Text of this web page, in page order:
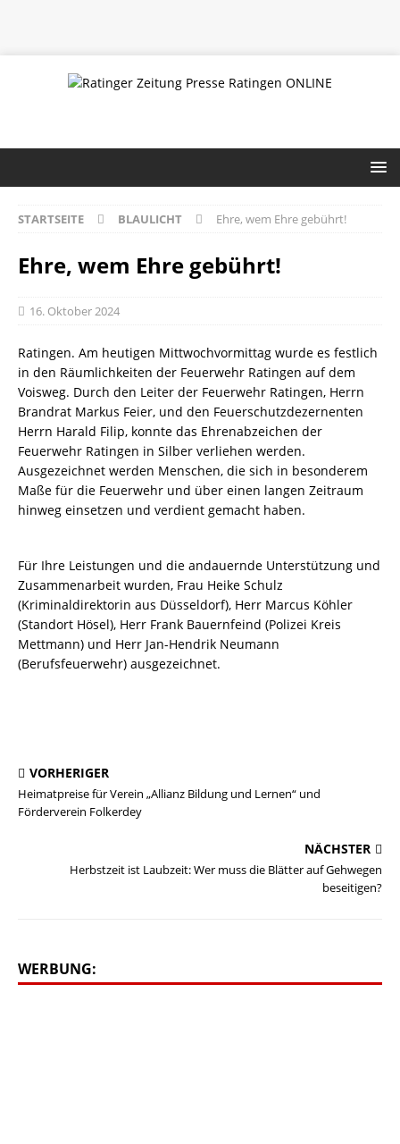
STARTSEITE BLAULICHT Ehre, wem Ehre gebührt!
Ehre, wem Ehre gebührt!
16. Oktober 2024
Ratingen. Am heutigen Mittwochvormittag wurde es festlich
in den Räumlichkeiten der Feuerwehr Ratingen auf dem
Voisweg. Durch den Leiter der Feuerwehr Ratingen, Herrn
Brandrat Markus Feier, und den Feuerschutzdezernenten
Herrn Harald Filip, konnte das Ehrenabzeichen der
Feuerwehr Ratingen in Silber verliehen werden.
Ausgezeichnet werden Menschen, die sich in besonderem
Maße für die Feuerwehr und über einen langen Zeitraum
hinweg einsetzen und verdient gemacht haben.
Für Ihre Leistungen und die andauernde Unterstützung und
Zusammenarbeit wurden, Frau Heike Schulz
(Kriminaldirektorin aus Düsseldorf), Herr Marcus Köhler
(Standort Hösel), Herr Frank Bauernfeind (Polizei Kreis
Mettmann) und Herr Jan-Hendrik Neumann
(Berufsfeuerwehr) ausgezeichnet.
VORHERIGER
Heimatpreise für Verein „Allianz Bildung und Lernen“ und
Förderverein Folkerdey
NÄCHSTER
Herbstzeit ist Laubzeit: Wer muss die Blätter auf Gehwegen
beseitigen?
WERBUNG: